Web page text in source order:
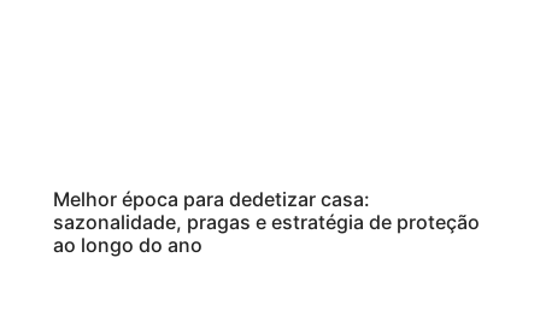
Melhor época para dedetizar casa:
sazonalidade, pragas e estratégia de proteção
ao longo do ano